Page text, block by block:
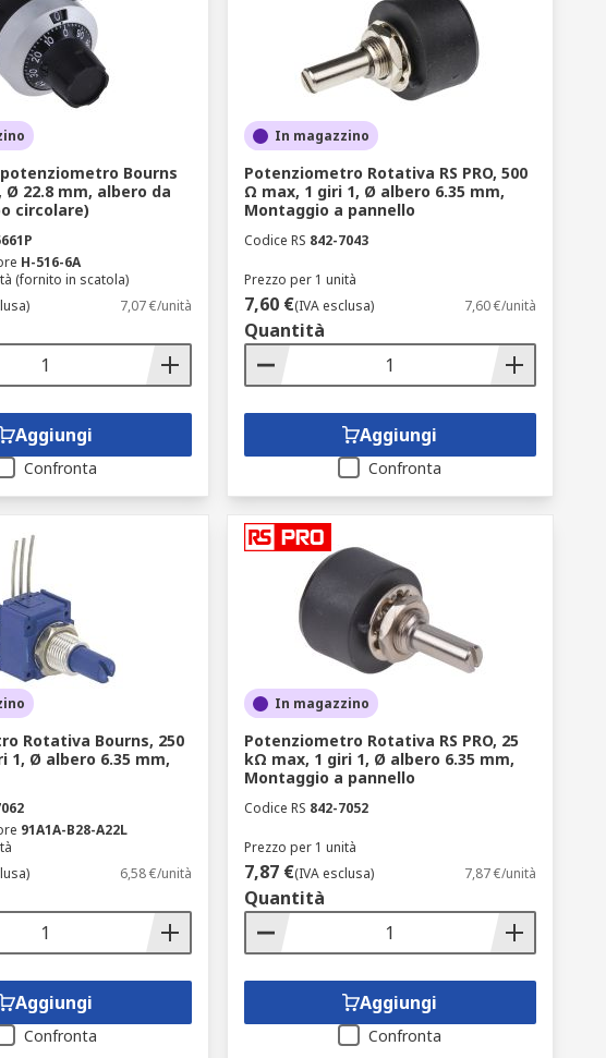
Bourns
Ø 22.8 mm, albero da
circolare)
H-516-6A
(fornito in scatola)
7,07 €/unità
Aggiungi
Confronta
In magazzino
Potenziometro Rotativa RS PRO, 500
Ω max, 1 giri 1, Ø albero 6.35 mm,
Montaggio a pannello
Codice RS 842-7043
Prezzo per 1 unità
7,60 €(IVA esclusa) 7,60 €/unità
Quantità
Aggiungi
Confronta
Rotativa Bourns, 250
1, Ø albero 6.35 mm,
91A1A-B28-A22L
6,58 €/unità
Aggiungi
Confronta
In magazzino
Potenziometro Rotativa RS PRO, 25
kΩ max, 1 giri 1, Ø albero 6.35 mm,
Montaggio a pannello
Codice RS 842-7052
Prezzo per 1 unità
7,87 €(IVA esclusa) 7,87 €/unità
Quantità
Aggiungi
Confronta